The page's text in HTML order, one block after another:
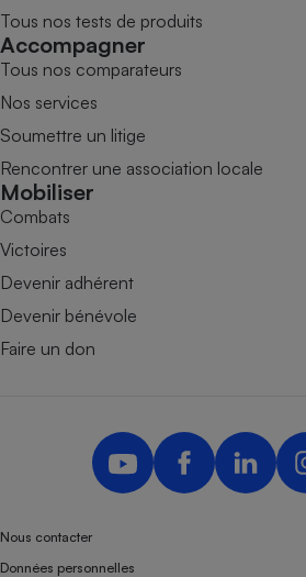
Tous nos tests de produits
Accompagner
Tous nos comparateurs
Nos services
Soumettre un litige
Rencontrer une association locale
Mobiliser
Combats
Victoires
Devenir adhérent
Devenir bénévole
Faire un don
Nous contacter
Données personnelles